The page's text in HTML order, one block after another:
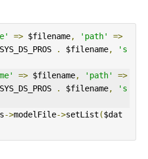
=> $filename, 'path'
=>
. $filename,
's
=> $filename, 'path'
=>
. $filename,
's
->modelFile->setList ($dat